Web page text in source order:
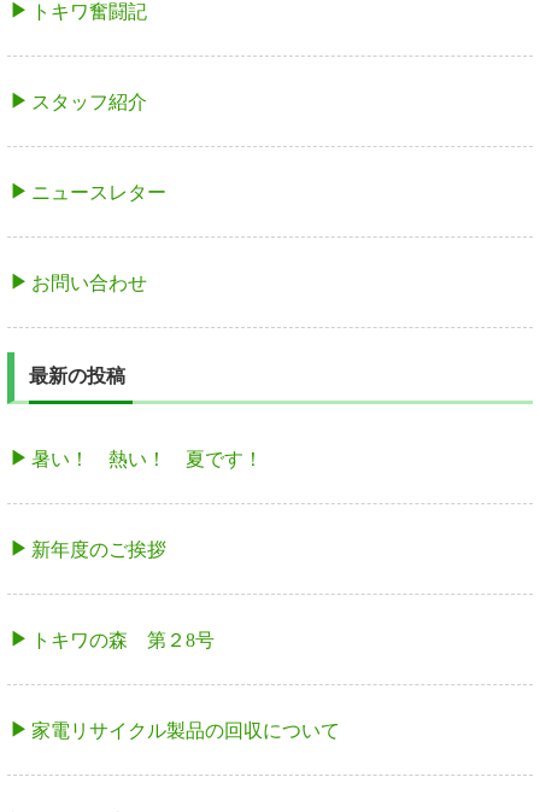
トキワ奮闘記
スタッフ紹介
ニュースレター
お問い合わせ
最新の投稿
暑い！ 熱い！ 夏です！
新年度のご挨拶
トキワの森 第２8号
家電リサイクル製品の回収について